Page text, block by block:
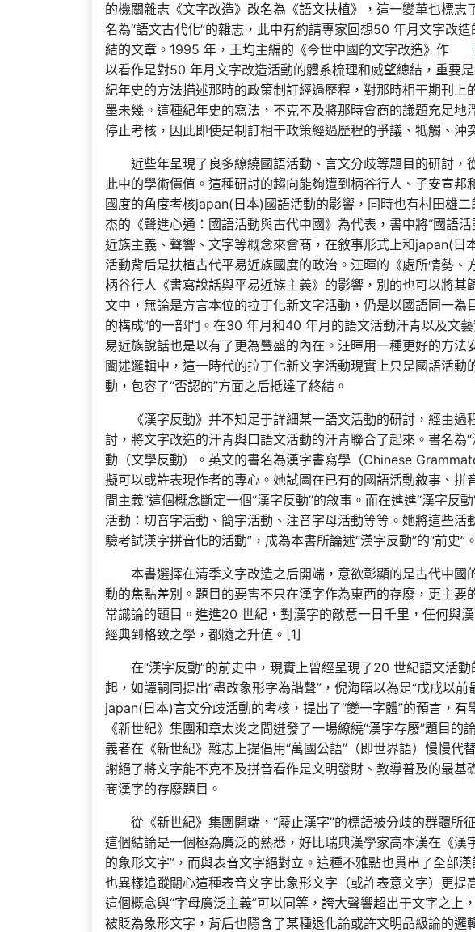
的機關雜志《文字改造》改名為《語文扶植》，這一變革也標
名為“語文古代化”的雜志，此中有約請專家回想50 年月文字改
結的文章。1995 年，王均主編的《今世中國的文字改造》作
以看作是對50 年月文字改造活動的體系梳理和威望總結，重要
紀年史的方法描述那時的政策制訂經過歷程，對那時相干期刊
墨未幾。這種紀年史的寫法，不克不及將那時會商的議題充足
停止考核，因此即使是制訂相干政策經過歷程的爭議、牴觸、沖
近些年呈現了良多繚繞國語活動、言文分歧等題目的研討
此中的學術價值。這種研討的趨向能夠遭到柄谷行人、子安宣
國度的角度考核japan(日本)國語活動的影響，同時也有村田雄
杰的《聲進心通：國語活動與古代中國》為代表，書中將“國語
近族主義、聲響、文字等概念來會商，在敘事形式上和japan(日
活動背后是扶植古代平易近族國度的政治。汪暉的《處所情勢、
柄谷行人《書寫說話與平易近族主義》的影響，別的也可以將其
文中，無論是方言本位的拉丁化新文字活動，仍是以國語同一為
的構成”的一部門。在30 年月和40 年月的語文活動汗青以及文
易近族說話也是以有了更為豐盛的內在。汪暉用一種更好的方法
闡述邏輯中，這一時代的拉丁化新文字活動現實上只是國語活
動，包容了“否認的”方面之后抵達了終結。
《漢字反動》并不知足于詳細某一語文活動的研討，經由
討，將文字改造的汗青與口語文活動的汗青聯合了起來。書名為
動（文學反動）。英文的書名為漢字書寫學（Chinese
擬可以或許表現作者的專心。她試圖在已有的國語活動敘事、拼
間主義”這個概念斷定一個“漢字反動”的敘事。而在進進“漢字反
活動：切音字活動、簡字活動、注音字母活動等等。她將這些活
驗考試漢字拼音化的活動”，成為本書所論述“漢字反動”的“前史”
本書選擇在清季文字改造之后開端，意欲彰顯的是古代中
動的焦點差別。題目的要害不只在漢字作為東西的存廢，更主
常識論的題目。進進20 世紀，對漢字的敵意一日千里，任何與
經典到格致之學，都隨之升值。[1]
在“漢字反動”的前史中，現實上曾經呈現了20 世紀語文活
起，如譚嗣同提出“盡改象形字為諧聲”，倪海曙以為是“戊戌以
japan(日本)言文分歧活動的考核，提出了“變一字體”的預言，
《新世紀》集團和章太炎之間迸發了一場繚繞“漢字存廢”題目
義者在《新世紀》雜志上提倡用“萬國公語”（即世界語）慢慢代
謝絕了將文字能不克不及拼音看作是文明發財、教導普及的最
商漢字的存廢題目。
從《新世紀》集團開端，“廢止漢字”的標語被分歧的群體所
這個結論是一個極為廣泛的熟悉，好比瑞典漢學家高本漢在《漢
的象形文字”，而與表音文字絕對立。這種不雅點也貫串了全部
也異樣追蹤關心這種表音文字比象形文字（或許表意文字）更提
這個概念與“字母廣泛主義”可以同等，誇大聲響超出于文字之上
被貶為象形文字，背后也隱含了某種退化論或許文明品級論的邏